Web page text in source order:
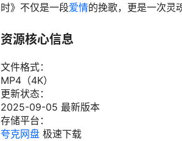
时》不仅是一段爱情的挽歌，更是一次灵
资源核心信息
文件格式：
MP4（4K）
更新状态：
2025-09-05 最新版本
存储平台：
夸克网盘 极速下载